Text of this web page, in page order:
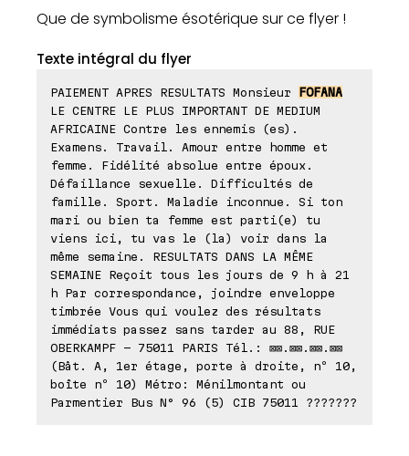
Que de symbolisme ésotérique sur ce flyer !
Texte intégral du flyer
PAIEMENT APRES RESULTATS Monsieur
FOFANA
LE CENTRE LE PLUS IMPORTANT DE MEDIUM
AFRICAINE Contre les ennemis (es).
Examens. Travail. Amour entre homme et
femme. Fidélité absolue entre époux.
Défaillance sexuelle. Difficultés de
famille. Sport. Maladie inconnue. Si ton
mari ou bien ta femme est parti(e) tu
viens ici, tu vas le (la) voir dans la
même semaine. RESULTATS DANS LA MÊME
SEMAINE Reçoit tous les jours de 9 h à 21
h Par correspondance, joindre enveloppe
timbrée Vous qui voulez des résultats
immédiats passez sans tarder au 88, RUE
OBERKAMPF - 75011 PARIS Tél.: ⊠⊠.⊠⊠.⊠⊠.⊠⊠
(Bât. A, 1er étage, porte à droite, nº 10,
boîte nº 10) Métro: Ménilmontant ou
Parmentier Bus N° 96 (5) CIB 75011 ???????